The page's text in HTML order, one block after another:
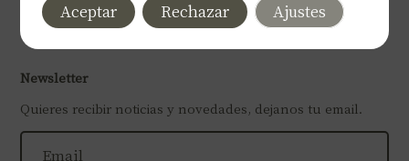
Newsletter
Quieres recibir noticias y novedades, dejanos tu email.
Aceptar Rechazar Ajustes